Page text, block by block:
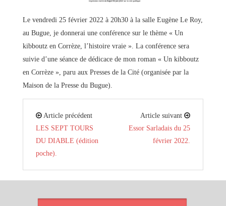
Le vendredi 25 février 2022 à 20h30 à la salle Eugène Le Roy,
au Bugue, je donnerai une conférence sur le thème « Un
kibboutz en Corrèze, l’histoire vraie ». La conférence sera
suivie d’une séance de dédicace de mon roman « Un kibboutz
en Corrèze », paru aux Presses de la Cité (organisée par la
Maison de la Presse du Bugue).
Article précédent
LES SEPT TOURS
DU DIABLE (édition
poche).
Article suivant
Essor Sarladais du 25
février 2022.